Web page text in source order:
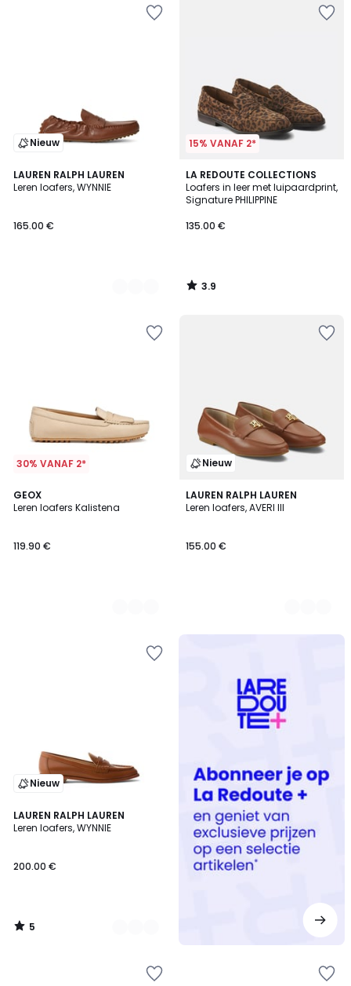
Nieuw
LAUREN RALPH LAUREN
Leren loafers, WYNNIE
165.00 €
2
Kleuren
15% VANAF 2*
LA REDOUTE COLLECTIONS
Loafers in leer met luipaardprint,
Signature PHILIPPINE
135.00 €
3.9
/ 5
3.9
/
30% VANAF 2*
GEOX
Leren loafers Kalistena
119.90 €
2
Kleuren
Nieuw
LAUREN RALPH LAUREN
Leren loafers, AVERI III
155.00 €
2
Kleuren
Nieuw
LAUREN RALPH LAUREN
Leren loafers, WYNNIE
200.00 €
5
/
2
Kleuren
5
/